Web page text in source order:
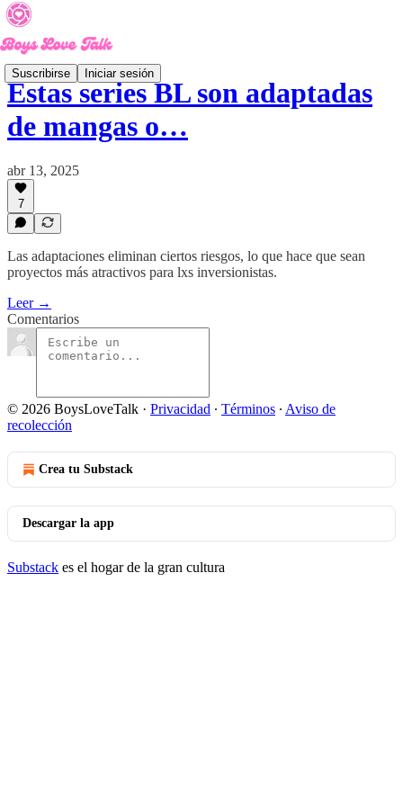
Suscribirse Iniciar sesión
Estas series BL son adaptadas
de mangas o…
abr 13, 2025
7
Las adaptaciones eliminan ciertos riesgos, lo que hace que sean
proyectos más atractivos para lxs inversionistas.
Leer →
Comentarios
© 2026 BoysLoveTalk · Privacidad ∙ Términos ∙ Aviso de
recolección
Crea tu Substack
Descargar la app
Substack es el hogar de la gran cultura